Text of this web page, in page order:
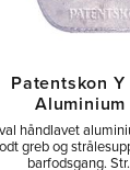
Patentskon Y
Aluminium
håndlavet
greb og
barfodsgang. Str.